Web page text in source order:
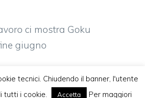
ci mostra Goku
giugno
tecnici. Chiudendo il banner, l'utente
tutti i cookie.
Accetta Per maggiori